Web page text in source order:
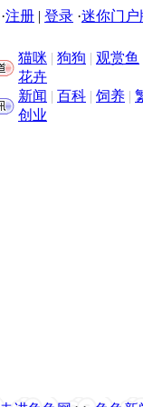
·注册 | 登录 ·迷你门户
猫咪 | 狗狗 | 观赏鱼
花卉
新闻 | 百科 | 饲养 |
创业